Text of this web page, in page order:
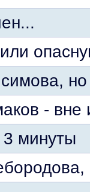
но
- вне
минуты